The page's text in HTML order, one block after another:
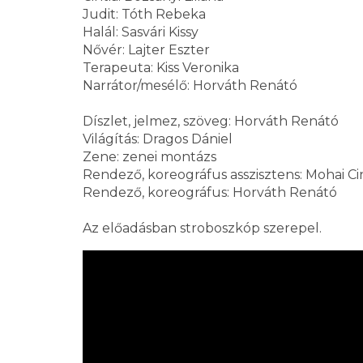
Judit: Tóth Rebeka
Halál: Sasvári Kissy
Nővér: Lajter Eszter
Terapeuta: Kiss Veronika
Narrátor/mesélő: Horváth Renátó
Díszlet, jelmez, szöveg: Horváth Renátó
Világítás: Dragos Dániel
Zene: zenei montázs
Rendező, koreográfus asszisztens: Mohai
Rendező, koreográfus: Horváth Renátó
Az előadásban stroboszkóp szerepel.